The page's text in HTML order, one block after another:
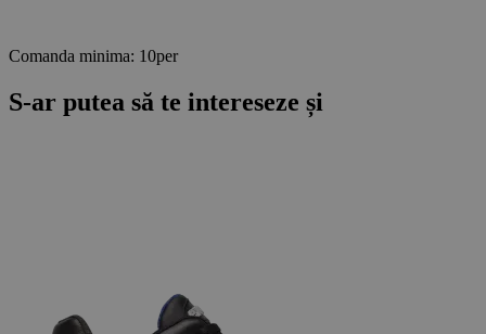
Comanda minima: 10per
S-ar putea să te intereseze și